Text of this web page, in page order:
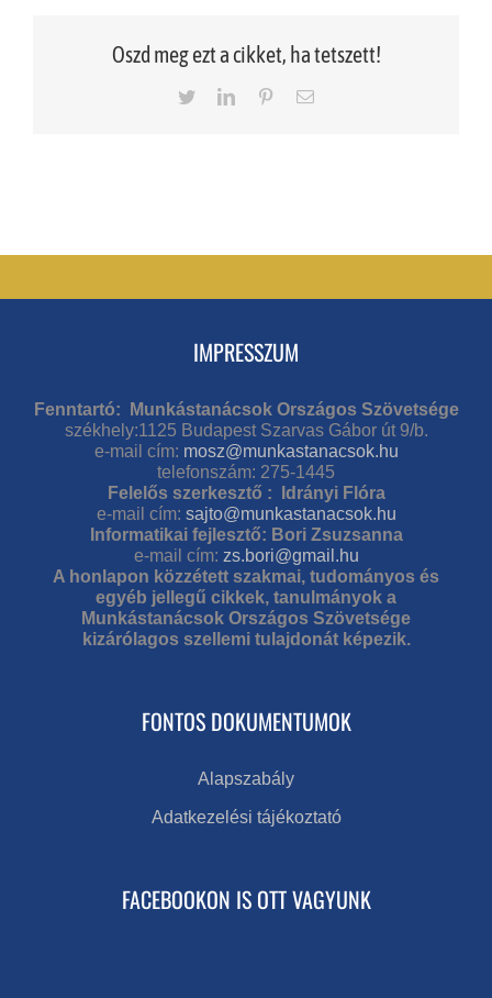
Oszd meg ezt a cikket, ha tetszett!
TwitterLinkedInPinterestEmail
IMPRESSZUM
Fenntartó: Munkástanácsok Országos Szövetsége
székhely:1125 Budapest Szarvas Gábor út 9/b.
e-mail cím: mosz@munkastanacsok.hu
telefonszám: 275-1445
Felelős szerkesztő : Idrányi Flóra
e-mail cím: sajto@munkastanacsok.hu
Informatikai fejlesztő: Bori Zsuzsanna
e-mail cím: zs.bori@gmail.hu
A honlapon közzétett szakmai, tudományos és
egyéb jellegű cikkek, tanulmányok a
Munkástanácsok Országos Szövetsége
kizárólagos szellemi tulajdonát képezik.
FONTOS DOKUMENTUMOK
Alapszabály
Adatkezelési tájékoztató
FACEBOOKON IS OTT VAGYUNK